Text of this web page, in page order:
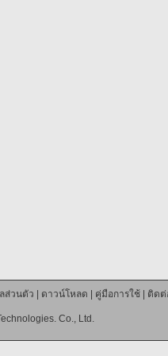
ส่วนตัว ดาวน์โหลด คู่มือการใช้| ติดต่
Co., Ltd.